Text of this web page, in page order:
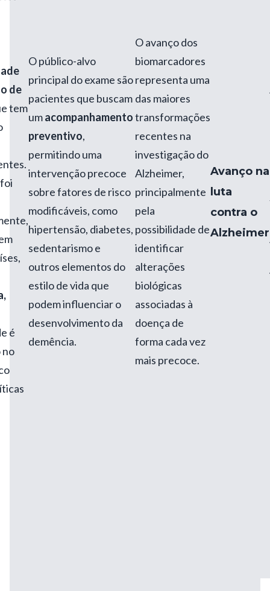
de
tem
é
O público-alvo
principal do exame são
pacientes que buscam
umacompanhamento
preventivo,
permitindo uma
intervenção precoce
sobre fatores de risco
modificáveis, como
hipertensão, diabetes,
sedentarismo e
outros elementos do
estilo de vida que
podem influenciar o
desenvolvimento da
demência.
O avanço dos
biomarcadores
representa uma
das maiores
transformações
recentes na
investigação do
Alzheimer,
principalmente
pela
possibilidade de
identificar
alterações
biológicas
associadas à
doença de
forma cada vez
mais precoce.
Avanço na
luta
contra o
Alzheimer